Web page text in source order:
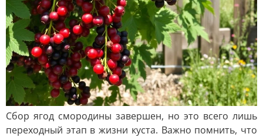
Сбор ягод смородины завершен, но это всего лишь
переходный этап в жизни куста. Важно помнить, что